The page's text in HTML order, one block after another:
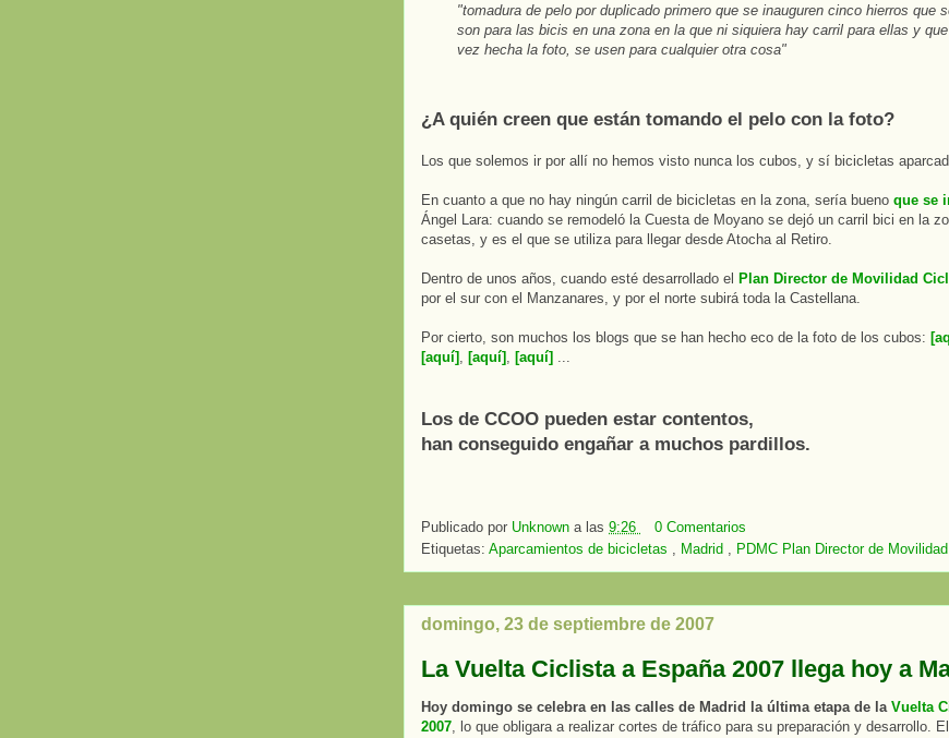
"tomadura de pelo por duplicado primero que se inauguren cinco hierros que
son para las bicis en una zona en la que ni siquiera hay carril para ellas y
vez hecha la foto, se usen para cualquier otra cosa"
¿A quién creen que están tomando el pelo con la foto?
Los que solemos ir por allí no hemos visto nunca los cubos, y sí bicicletas
En cuanto a que no hay ningún carril de bicicletas en la zona, sería bueno que se
Ángel Lara: cuando se remodeló la Cuesta de Moyano se dejó un carril bici en la
casetas, y es el que se utiliza para llegar desde Atocha al Retiro.
Dentro de unos años, cuando esté desarrollado el Plan Director de Movilidad
por el sur con el Manzanares, y por el norte subirá toda la Castellana.
Por cierto, son muchos los blogs que se han hecho eco de la foto de los cubos:
[aquí] [aquí] [aquí]
Los de CCOO pueden estar contentos,
han conseguido engañar a muchos pardillos.
Publicado por Unknown a las 9:26
0 Comentarios
Etiquetas: Aparcamientos de bicicletas , Madrid , PDMC Plan Director de
domingo, 23 de septiembre de 2007
La Vuelta Ciclista a España 2007 llega hoy a
Hoy domingo se celebra en las calles de Madrid la última etapa de la Vuelta
2007, lo que obligara a realizar cortes de tráfico para su preparación y desarrollo.